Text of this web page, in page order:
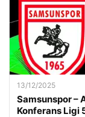
13/12/2025
Samsunspor –
Konferans Ligi